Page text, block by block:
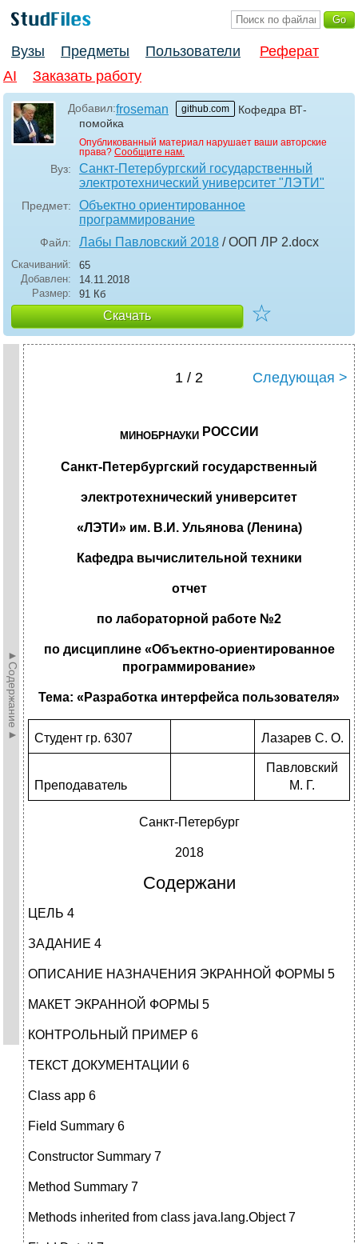
Вузы Предметы Пользователи
Реферат
AI
Заказать работу
Добавил:froseman github.com
Кофедра ВТ-
помойка
Опубликованный материал нарушает ваши авторские
права? Сообщите нам.
Вуз:
Санкт-Петербургский государственный
электротехнический университет "ЛЭТИ"
Предмет:
Объектно ориентированное
программирование
Файл: Лабы Павловский 2018 / ООП ЛР 2.docx
Скачиваний:
65
Добавлен:
14.11.2018
Размер:
91 Кб
Скачать ☆
►Содержание►
1 / 2 Следующая >
МИНОБРНАУКИРОССИИ
Санкт-Петербургский государственный
электротехнический университет
«ЛЭТИ» им. В.И. Ульянова (Ленина)
Кафедра вычислительной техники
отчет
по лабораторной работе №2
по дисциплине «Объектно-ориентированное
программирование»
Тема: «Разработка интерфейса пользователя»
Студент гр. 6307 Лазарев С. О.
Преподаватель
Павловский
М. Г.
Санкт-Петербург
2018
Содержани
ЦЕЛЬ 4
ЗАДАНИЕ 4
ОПИСАНИЕ НАЗНАЧЕНИЯ ЭКРАННОЙ ФОРМЫ 5
МАКЕТ ЭКРАННОЙ ФОРМЫ 5
КОНТРОЛЬНЫЙ ПРИМЕР 6
ТЕКСТ ДОКУМЕНТАЦИИ 6
Class app 6
Field Summary 6
Constructor Summary 7
Method Summary 7
Methods inherited from class java.lang.Object 7